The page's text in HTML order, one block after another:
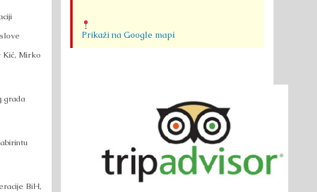
Kić, Mirko
grada
BiH,
Prikaži na Google mapi